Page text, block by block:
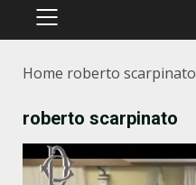
PRIMÄRES
Home roberto scarpinato
roberto scarpinato